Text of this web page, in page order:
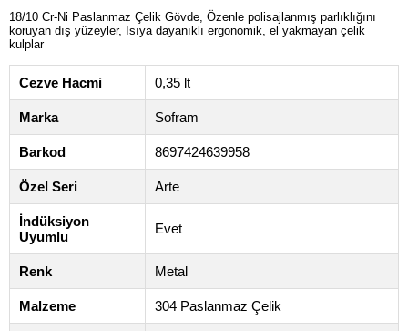
18/10 Cr-Ni Paslanmaz Çelik Gövde, Özenle polisajlanmış parlıklığını
koruyan dış yüzeyler, Isıya dayanıklı ergonomik, el yakmayan çelik
kulplar
Cezve Hacmi 0,35 lt
Marka Sofram
Barkod 8697424639958
Özel Seri Arte
İndüksiyon
Uyumlu
Evet
Renk Metal
Malzeme 304 Paslanmaz Çelik